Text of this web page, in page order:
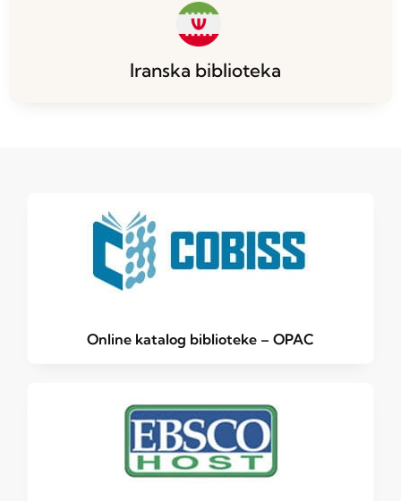
Iranska biblioteka
Online katalog biblioteke – OPAC